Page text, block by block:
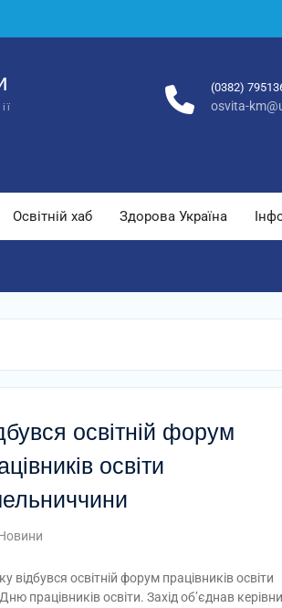
(0382)
osvita-
Освітній хаб Здорова Україна
освітній форум
освіти
відбувся освітній форум працівників освіти
працівників освіти. Захід об’єднав